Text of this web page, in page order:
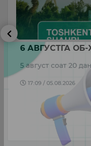
6 АВГУСТГА
5 август соат 20
17:09 / 05.08.2026